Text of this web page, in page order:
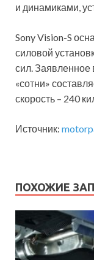
и динамиками,
Sony Vision-S
силовой
сил. Заявленное
«сотни»
скорость – 240
Источник:
ПОХОЖИЕ